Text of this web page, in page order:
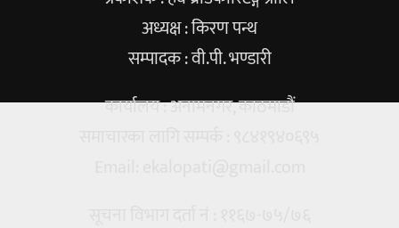
अध्यक्ष : किरण पन्थ
सम्पादक : वी.पी. भण्डारी
कार्यालय : अनामनगर, काठमाडौं